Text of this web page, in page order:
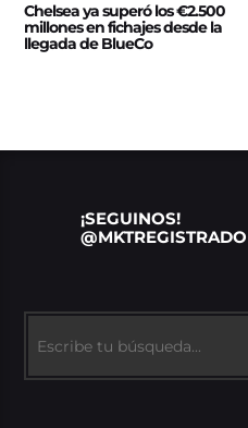
Chelsea ya superó los €2.500
millones en fichajes desde la
llegada de BlueCo
¡SEGUINOS!
@MKTREGISTRADO